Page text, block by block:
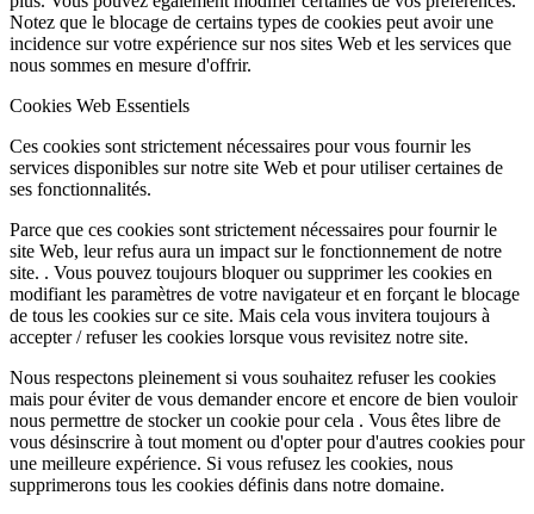
Notez que le blocage de certains types de cookies peut avoir une
incidence sur votre expérience sur nos sites Web et les services que
nous sommes en mesure d'offrir.
Cookies Web Essentiels
Ces cookies sont strictement nécessaires pour vous fournir les
services disponibles sur notre site Web et pour utiliser certaines de
ses fonctionnalités.
Parce que ces cookies sont strictement nécessaires pour fournir le
site Web, leur refus aura un impact sur le fonctionnement de notre
site. . Vous pouvez toujours bloquer ou supprimer les cookies en
modifiant les paramètres de votre navigateur et en forçant le blocage
de tous les cookies sur ce site. Mais cela vous invitera toujours à
accepter / refuser les cookies lorsque vous revisitez notre site.
Nous respectons pleinement si vous souhaitez refuser les cookies
mais pour éviter de vous demander encore et encore de bien vouloir
nous permettre de stocker un cookie pour cela . Vous êtes libre de
vous désinscrire à tout moment ou d'opter pour d'autres cookies pour
une meilleure expérience. Si vous refusez les cookies, nous
supprimerons tous les cookies définis dans notre domaine.